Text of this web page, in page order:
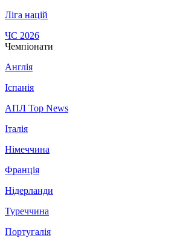
Ліга націй
ЧС 2026
Чемпіонати
Англія
Іспанія
АПЛ Top News
Італія
Німеччина
Франція
Нідерланди
Туреччина
Португалія